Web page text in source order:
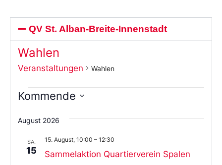
QV St. Alban-Breite-Innenstadt
Wahlen
Veranstaltungen Wahlen
Kommende
Sie
das
aus.
August 2026
SA.
15 Sammelaktion Quartierverein Spalen
15. August, 10:00 – 12:30